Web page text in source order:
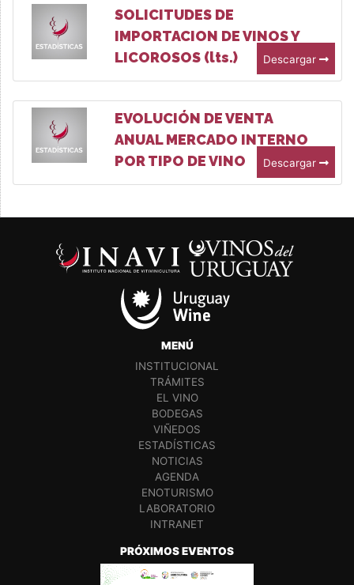
SOLICITUDES DE
IMPORTACION DE VINOS Y
LICOROSOS (lts.)
Descargar
EVOLUCIÓN DE VENTA
ANUAL MERCADO INTERNO
POR TIPO DE VINO
Descargar
MENÚ
INSTITUCIONAL
TRÁMITES
EL VINO
BODEGAS
VIÑEDOS
ESTADÍSTICAS
NOTICIAS
AGENDA
ENOTURISMO
LABORATORIO
INTRANET
PRÓXIMOS EVENTOS